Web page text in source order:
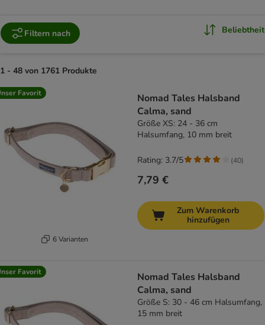
Filtern nach Beliebtheit
1 - 48 von 1761 Produkte
product items have been changed
Favorit
6 Varianten
Nomad Tales Halsband
Calma, sand
Größe XS: 24 - 36 cm
Halsumfang, 10 mm breit
7,79 €
Rating: 3.7/5 (40)
Zum Warenkorb
hinzufügen
Favorit
Nomad Tales Halsband
Calma, sand
Größe S: 30 - 46 cm Halsumfang,
15 mm breit